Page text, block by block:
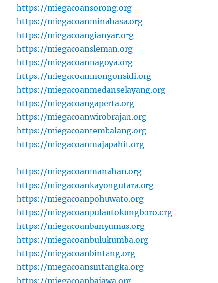
https://miegacoansorong.org
https://miegacoanminahasa.org
https://miegacoangianyar.org
https://miegacoansleman.org
https://miegacoannagoya.org
https://miegacoanmongonsidi.org
https://miegacoanmedanselayang.org
https://miegacoangaperta.org
https://miegacoanwirobrajan.org
https://miegacoantembalang.org
https://miegacoanmajapahit.org
https://miegacoanmanahan.org
https://miegacoankayongutara.org
https://miegacoanpohuwato.org
https://miegacoanpulautokongboro.org
https://miegacoanbanyumas.org
https://miegacoanbulukumba.org
https://miegacoanbintang.org
https://miegacoansintangka.org
https://miegacoanbajawa.org